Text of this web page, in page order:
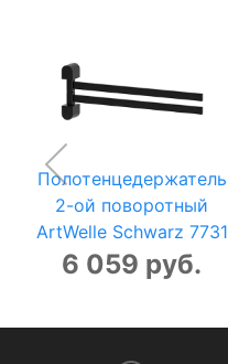
Полотенцедержатель
2-ой поворотный
ArtWelle Schwarz 7731
6 059 руб.